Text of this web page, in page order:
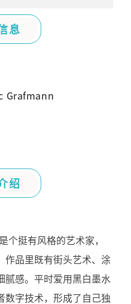
息
Grafmann
绍
是个挺有风格的艺术家，
作品里既有街头艺术、涂
腻感。平时爱用黑白墨水
数字技术，形成了自己独